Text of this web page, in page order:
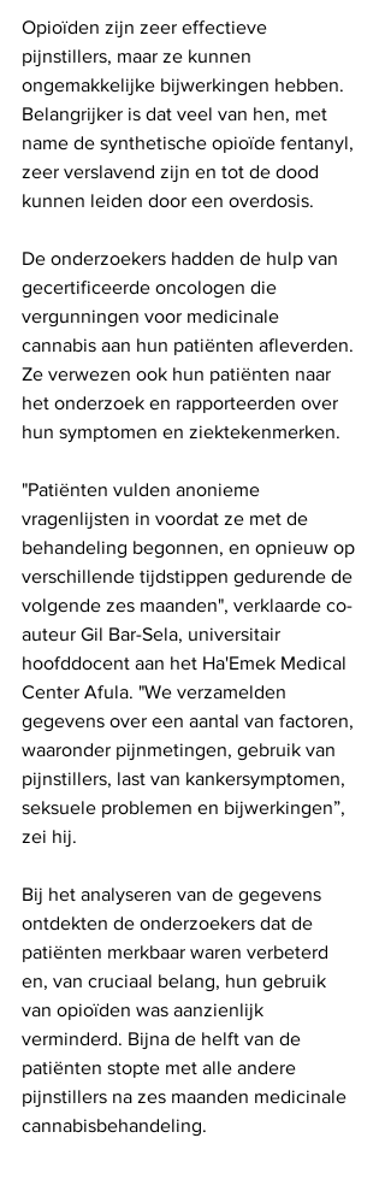
Opioïden zijn zeer effectieve
pijnstillers, maar ze kunnen
ongemakkelijke bijwerkingen hebben.
Belangrijker is dat veel van hen, met
name de synthetische opioïde fentanyl,
zeer verslavend zijn en tot de dood
kunnen leiden door een overdosis.
De onderzoekers hadden de hulp van
gecertificeerde oncologen die
vergunningen voor medicinale
cannabis aan hun patiënten afleverden.
Ze verwezen ook hun patiënten naar
het onderzoek en rapporteerden over
hun symptomen en ziektekenmerken.
"Patiënten vulden anonieme
vragenlijsten in voordat ze met de
behandeling begonnen, en opnieuw op
verschillende tijdstippen gedurende de
volgende zes maanden", verklaarde co-
auteur Gil Bar-Sela, universitair
hoofddocent aan het Ha'Emek Medical
Center Afula. "We verzamelden
gegevens over een aantal van factoren,
waaronder pijnmetingen, gebruik van
pijnstillers, last van kankersymptomen,
seksuele problemen en bijwerkingen”,
zei hij.
Bij het analyseren van de gegevens
ontdekten de onderzoekers dat de
patiënten merkbaar waren verbeterd
en, van cruciaal belang, hun gebruik
van opioïden was aanzienlijk
verminderd. Bijna de helft van de
patiënten stopte met alle andere
pijnstillers na zes maanden medicinale
cannabisbehandeling.